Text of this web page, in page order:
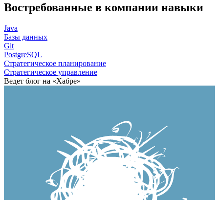
Востребованные в компании навыки
Java
Базы данных
Git
PostgreSQL
Стратегическое планирование
Стратегическое управление
Ведет блог на «Хабре»